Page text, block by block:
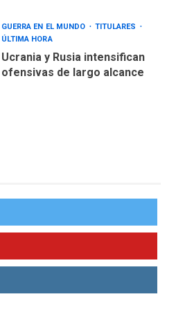
GUERRA EN EL MUNDO
TITULARES
ÚLTIMA HORA
Ucrania y Rusia intensifican
ofensivas de largo alcance
De la Espriella asumirá
atípica fuera de Bogotá
POLÍTICA
TITULARES